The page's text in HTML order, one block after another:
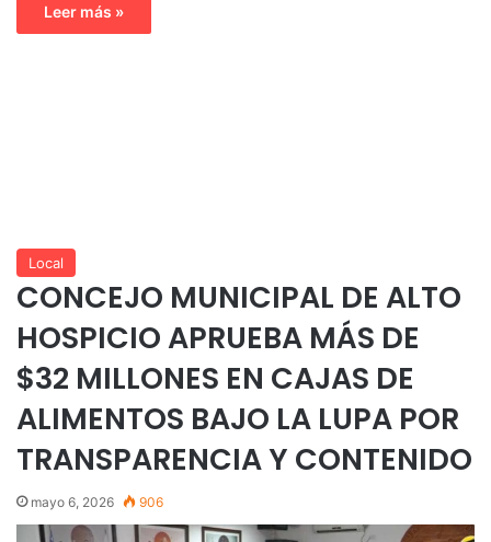
Leer más »
Local
CONCEJO MUNICIPAL DE ALTO
HOSPICIO APRUEBA MÁS DE
$32 MILLONES EN CAJAS DE
ALIMENTOS BAJO LA LUPA POR
TRANSPARENCIA Y CONTENIDO
mayo 6, 2026 906